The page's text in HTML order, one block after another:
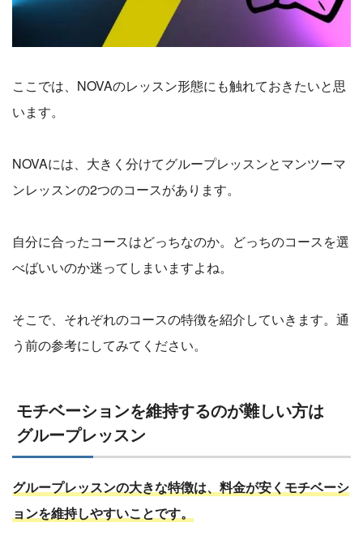
ここでは、NOVAのレッスン形態にも触れておきたいと思
います。
NOVAには、大きく分けてグループレッスンとマンツーマ
ンレッスンの2つのコースがあります。
自分に合ったコースはどっちなのか。どっちのコースを選
べばいいのか迷ってしまいますよね。
そこで、それぞれのコースの特徴を紹介していきます。通
う前の参考にしてみてください。
モチベーションを維持するのが難しい方は
グループレッスン
グループレッスンの大きな特徴は、料金が安くモチベーシ
ョンを維持しやすいことです。